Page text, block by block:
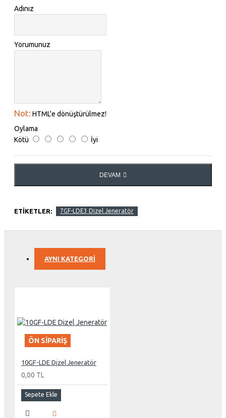
Adınız
Yorumunuz
Not: HTML'e dönüştürülmez!
Oylama
Kötü
İyi
DEVAM
ETIKETLER: 7GF-LDE3 Dizel Jeneratör
AYNI KATEGORI
ÖN SIPARIŞ
10GF-LDE Dizel Jeneratör
0,00 TL
Sepete Ekle